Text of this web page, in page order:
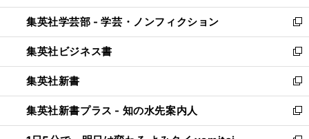
開
く
ウ
で
開
く
ン
ド
ウ
で
開
く
ウ
ィ
ン
ド
ウ
で
開
く
集英社学芸部 - 学芸・ノンフィクション
新
し
い
ウ
ィ
ン
ド
ウ
集英社ビジネス書
新
し
い
ウ
ィ
ン
集英社新書
新
し
い
ウ
集英社新書プラス - 知の水先案内人
新
し